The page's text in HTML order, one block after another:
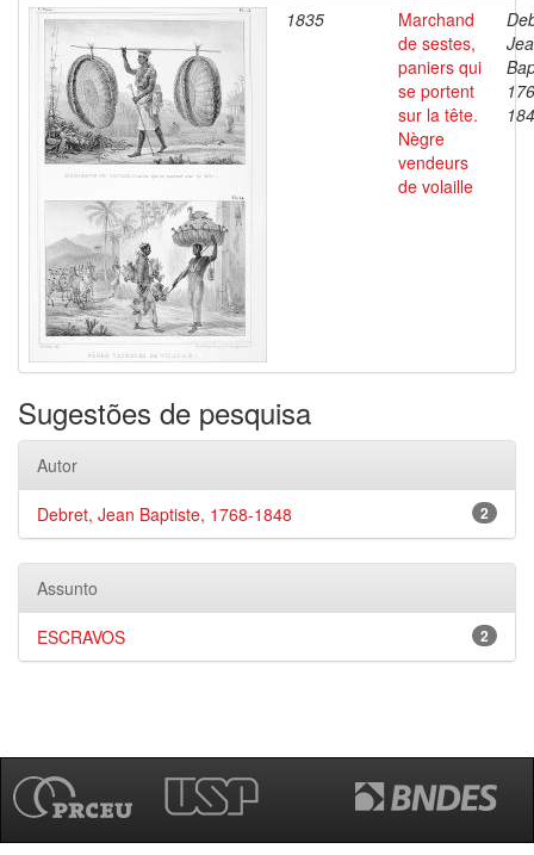
1835
Marchand
de sestes,
paniers qui
se portent
sur la tête.
Nègre
vendeurs
de volaille
Sugestões de pesquisa
Autor
2
Debret, Jean Baptiste, 1768-1848
Assunto
2
ESCRAVOS